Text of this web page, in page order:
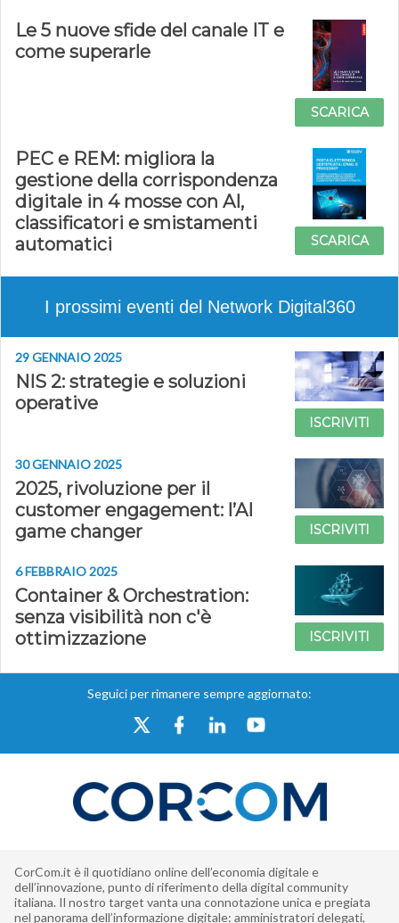
Le 5 nuove sfide del canale IT e
come superarle
SCARICA
PEC e REM: migliora la
gestione della corrispondenza
digitale in 4 mosse con AI,
classificatori e smistamenti
automatici
SCARICA
I prossimi eventi del Network Digital360
29 GENNAIO 2025
NIS 2: strategie e soluzioni
operative
ISCRIVITI
30 GENNAIO 2025
2025, rivoluzione per il
customer engagement: l’AI
game changer
ISCRIVITI
6 FEBBRAIO 2025
Container & Orchestration:
senza visibilità non c'è
ottimizzazione
ISCRIVITI
Seguici per rimanere sempre aggiornato:
CorCom.it è il quotidiano online dell’economia digitale e
dell’innovazione, punto di riferimento della digital community
italiana. Il nostro target vanta una connotazione unica e pregiata
nel panorama dell’informazione digitale: amministratori delegati,